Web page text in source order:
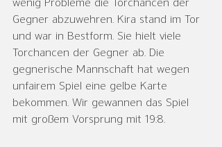
wenig Probleme die Torchancen der
Gegner abzuwehren. Kira stand im Tor
und war in Bestform. Sie hielt viele
Torchancen der Gegner ab. Die
gegnerische Mannschaft hat wegen
unfairem Spiel eine gelbe Karte
bekommen. Wir gewannen das Spiel
mit großem Vorsprung mit 19:8.